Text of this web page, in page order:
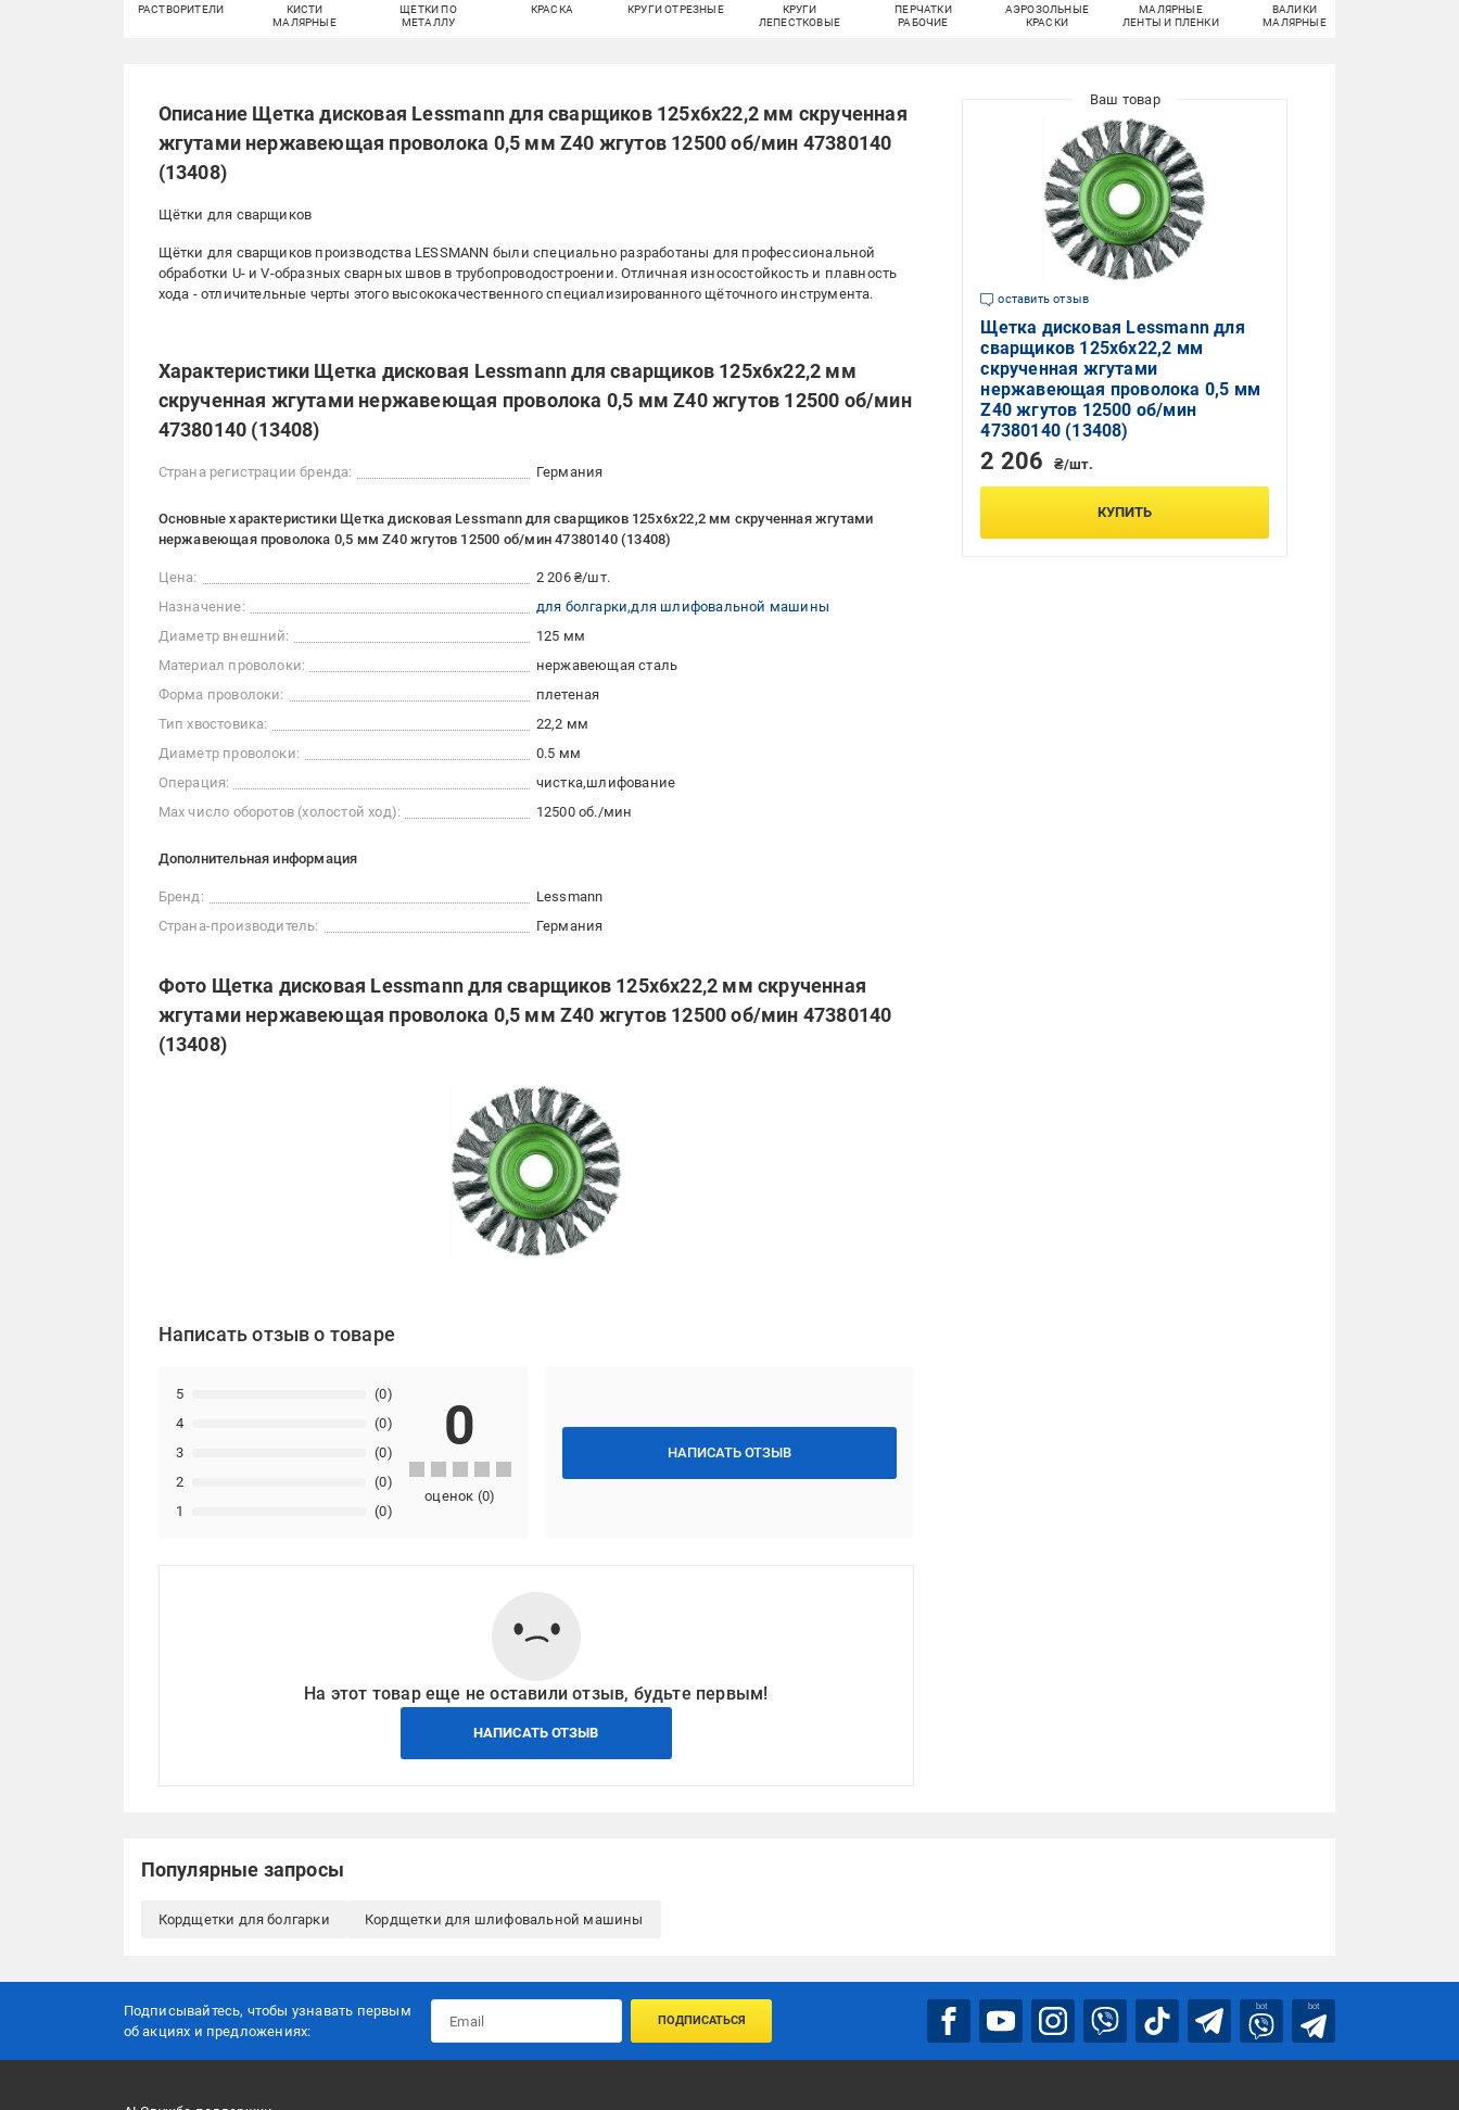
РАСТВОРИТЕЛИ
КИСТИ
МАЛЯРНЫЕ
ЩЕТКИ ПО
МЕТАЛЛУ
КРАСКА КРУГИ ОТРЕЗНЫЕ
КРУГИ
ЛЕПЕСТКОВЫЕ
ПЕРЧАТКИ
РАБОЧИЕ
АЭРОЗОЛЬНЫЕ
КРАСКИ
МАЛЯРНЫЕ
ЛЕНТЫ И ПЛЕНКИ
ВАЛИКИ
МАЛЯРНЫЕ
Описание Щетка дисковая Lessmann для сварщиков 125х6х22,2 мм скрученная
жгутами нержавеющая проволока 0,5 мм Z40 жгутов 12500 об/мин 47380140
(13408)
Щётки для сварщиков
Щётки для сварщиков производства LESSMANN были специально разработаны для профессиональной
обработки U- и V-образных сварных швов в трубопроводостроении. Отличная износостойкость и плавность
хода - отличительные черты этого высококачественного специализированного щёточного инструмента.
Характеристики Щетка дисковая Lessmann для сварщиков 125х6х22,2 мм
скрученная жгутами нержавеющая проволока 0,5 мм Z40 жгутов 12500 об/мин
47380140 (13408)
Страна регистрации бренда: Германия
Основные характеристики Щетка дисковая Lessmann для сварщиков 125х6х22,2 мм скрученная жгутами
нержавеющая проволока 0,5 мм Z40 жгутов 12500 об/мин 47380140 (13408)
Цена:
2 206 ₴/шт.
Назначение:
для болгарки для шлифовальной машины
Диаметр внешний:
125 мм
Материал проволоки:
нержавеющая сталь
Форма проволоки:
плетеная
Тип хвостовика:
22,2 мм
Диаметр проволоки:
0.5 мм
Операция:
чистка шлифование
Max число оборотов (холостой ход):
12500 об./мин
Дополнительная информация
Бренд:
Lessmann
Страна-производитель:
Германия
Фото Щетка дисковая Lessmann для сварщиков 125х6х22,2 мм скрученная
жгутами нержавеющая проволока 0,5 мм Z40 жгутов 12500 об/мин 47380140
(13408)
Написать отзыв о товаре
НАПИСАТЬ ОТЗЫВ
1 (0)
2 (0)
3 (0)
4 (0)
5 (0)
0
оценок (0)
На этот товар еще не оставили отзыв, будьте первым!
НАПИСАТЬ ОТЗЫВ
оставить отзыв
Щетка дисковая Lessmann для
сварщиков 125х6х22,2 мм
скрученная жгутами
нержавеющая проволока 0,5 мм
Z40 жгутов 12500 об/мин
47380140 (13408)
2 206 ₴/шт.
КУПИТЬ
Популярные запросы
Кордщетки для болгарки Кордщетки для шлифовальной машины
Подписывайтесь, чтобы узнавать первым
об акцияx и предложениях:
ПОДПИСАТЬСЯ
bot bot